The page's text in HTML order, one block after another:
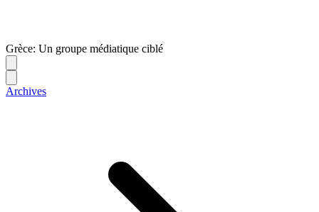
Grèce: Un groupe médiatique ciblé
Archives